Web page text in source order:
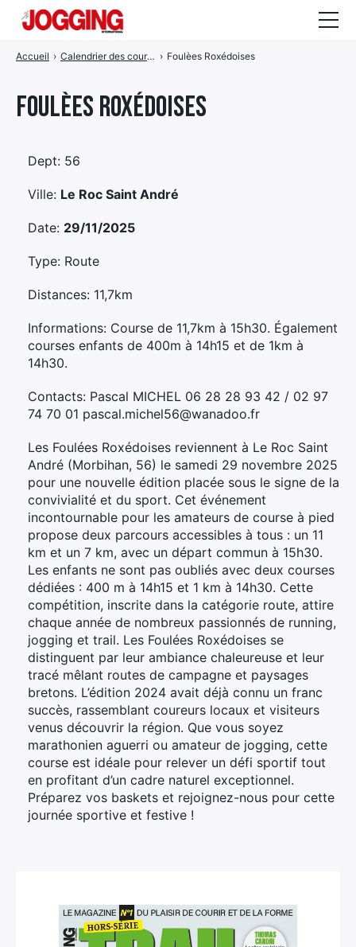
Foulèes Roxédoises
Accueil › Calendrier des courses › Foulèes Roxédoises
Dept: 56
Ville: Le Roc Saint André
Date: 29/11/2025
Type: Route
Distances: 11,7km
Informations: Course de 11,7km à 15h30. Également
courses enfants de 400m à 14h15 et de 1km à
14h30.
Contacts: Pascal MICHEL 06 28 28 93 42 / 02 97
74 70 01 pascal.michel56@wanadoo.fr
Les Foulées Roxédoises reviennent à Le Roc Saint
André (Morbihan, 56) le samedi 29 novembre 2025
pour une nouvelle édition placée sous le signe de la
convivialité et du sport. Cet événement
incontournable pour les amateurs de course à pied
propose deux parcours accessibles à tous : un 11
km et un 7 km, avec un départ commun à 15h30.
Les enfants ne sont pas oubliés avec deux courses
dédiées : 400 m à 14h15 et 1 km à 14h30. Cette
compétition, inscrite dans la catégorie route, attire
chaque année de nombreux passionnés de running,
jogging et trail. Les Foulées Roxédoises se
distinguent par leur ambiance chaleureuse et leur
tracé mêlant routes de campagne et paysages
bretons. L’édition 2024 avait déjà connu un franc
succès, rassemblant coureurs locaux et visiteurs
venus découvrir la région. Que vous soyez
marathonien aguerri ou amateur de jogging, cette
course est idéale pour relever un défi sportif tout
en profitant d’un cadre naturel exceptionnel.
Préparez vos baskets et rejoignez-nous pour cette
journée sportive et festive !
Actualités
Tests et calculateurs
Courses
Equipement
Entraînement
Santé
CALENDRIER
de
menu
Élément
de
Élément
de